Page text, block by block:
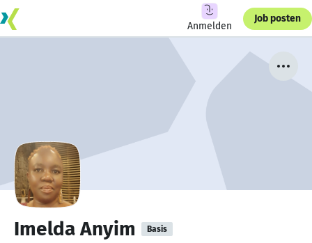
Anmelden
Job posten
Imelda Anyim Basis